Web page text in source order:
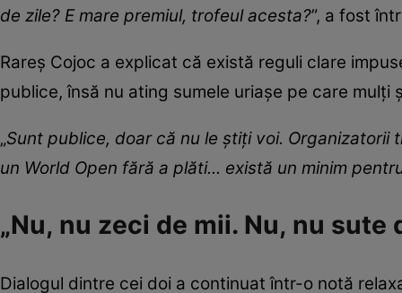
de zile? E mare premiul, trofeul acesta?”, a fost
Rareș Cojoc a explicat că există reguli clare
publice, însă nu ating sumele uriașe pe care mulți
„Sunt publice, doar că nu le știți voi.
un World Open fără a plăti... există un minim
„Nu, nu zeci de mii. Nu, nu sute
Dialogul dintre cei doi a continuat într-o notă